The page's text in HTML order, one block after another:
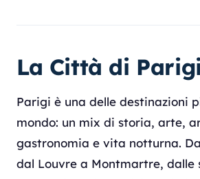
La Città di Parigi
Parigi è una delle destinazioni
mondo: un mix di storia, arte,
gastronomia e vita notturna.
dal Louvre a Montmartre, dalle